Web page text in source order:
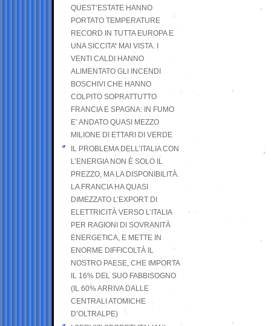
QUEST’ESTATE HANNO
PORTATO TEMPERATURE
RECORD IN TUTTA EUROPA E
UNA SICCITA’ MAI VISTA. I
VENTI CALDI HANNO
ALIMENTATO GLI INCENDI
BOSCHIVI CHE HANNO
COLPITO SOPRATTUTTO
FRANCIA E SPAGNA: IN FUMO
E’ ANDATO QUASI MEZZO
MILIONE DI ETTARI DI VERDE
IL PROBLEMA DELL’ITALIA CON
L’ENERGIA NON È SOLO IL
PREZZO, MA LA DISPONIBILITÀ.
LA FRANCIA HA QUASI
DIMEZZATO L’EXPORT DI
ELETTRICITÀ VERSO L’ITALIA
PER RAGIONI DI SOVRANITÀ
ENERGETICA, E METTE IN
ENORME DIFFICOLTÀ IL
NOSTRO PAESE, CHE IMPORTA
IL 16% DEL SUO FABBISOGNO
(IL 60% ARRIVA DALLE
CENTRALI ATOMICHE
D’OLTRALPE)